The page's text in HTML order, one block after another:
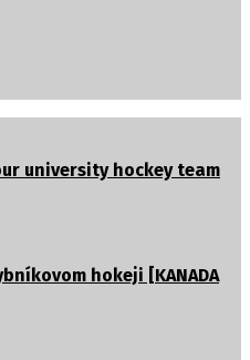
university hockey team
hokeji [KANADA